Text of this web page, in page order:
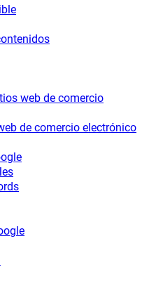
web de comercio
de comercio electrónico